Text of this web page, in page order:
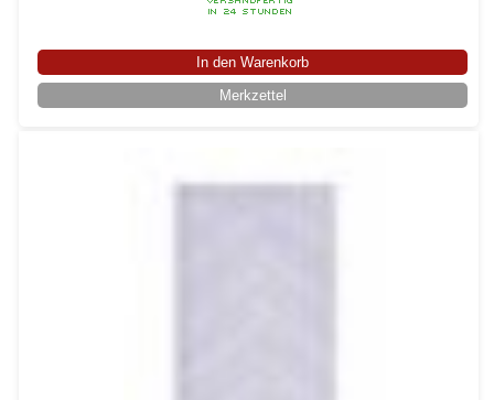
In den Warenkorb
Merkzettel